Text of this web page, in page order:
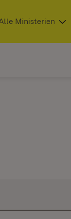
neuem Fenster)
Ministerien